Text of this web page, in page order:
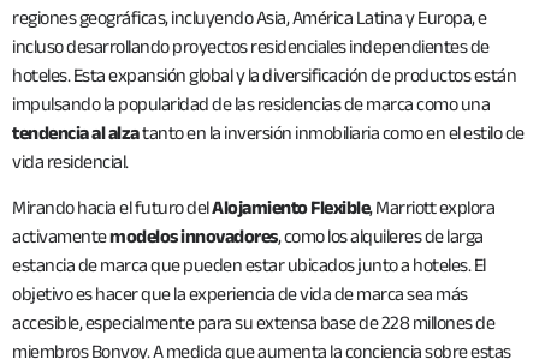
regiones geográficas, incluyendo Asia, América Latina y Europa, e
incluso desarrollando proyectos residenciales independientes de
hoteles. Esta expansión global y la diversificación de productos están
impulsando la popularidad de las residencias de marca como una
tendencia al alzatanto en la inversión inmobiliaria como en el estilo de
vida residencial.
Mirando hacia el futuro delAlojamiento Flexible, Marriott explora
activamentemodelos innovadores, como los alquileres de larga
estancia de marca que pueden estar ubicados junto a hoteles. El
objetivo es hacer que la experiencia de vida de marca sea más
accesible, especialmente para su extensa base de 228 millones de
miembros Bonvoy. A medida que aumenta la conciencia sobre estas